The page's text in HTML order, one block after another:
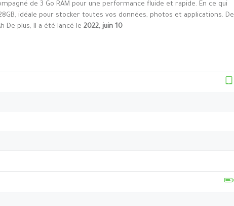
de 3 Go RAM pour une performance fluide et rapide. En ce qui
idéale pour stocker toutes vos données, photos et applications. De
De plus, Il a été lancé le 2022, juin 10